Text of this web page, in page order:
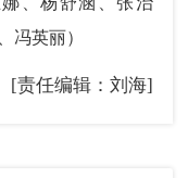
冯英丽）
[责任编辑：刘海]